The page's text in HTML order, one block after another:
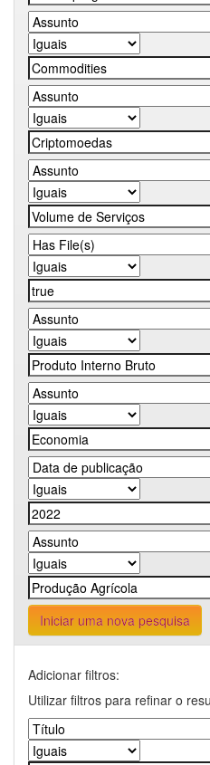
Iniciar uma nova pesquisa
Adicionar filtros:
Utilizar filtros para refinar o